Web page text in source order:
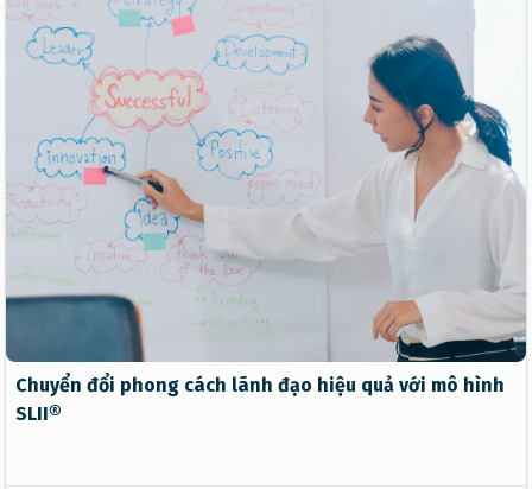
Chuyển đổi phong cách lãnh đạo hiệu quả với mô hình
SLII®